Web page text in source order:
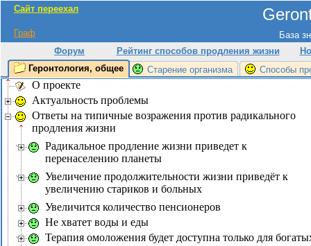
Сайт переехал
База
Граф
Форум
Рейтинг способов продления жизни
Геронтология, общее
Старение организма Способы
О проекте
Актуальность проблемы
Ответы на типичные возражения против радикального
продления жизни
Радикальное продление жизни приведет к
перенаселению планеты
Увеличение продолжительности жизни приведёт к
увеличению стариков и больных
Увеличится количество пенсионеров
Не хватет воды и еды
Терапия омоложения будет доступна только для